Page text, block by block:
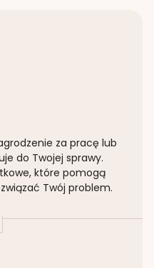
za pracę lub
do Twojej sprawy.
które pomogą
Twój problem.